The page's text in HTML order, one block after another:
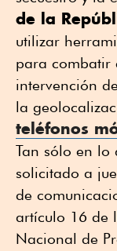
de la
utilizar
para combatir
intervención
la
teléfonos
Tan sólo en lo
solicitado a
de
artículo 16 de
Nacional de